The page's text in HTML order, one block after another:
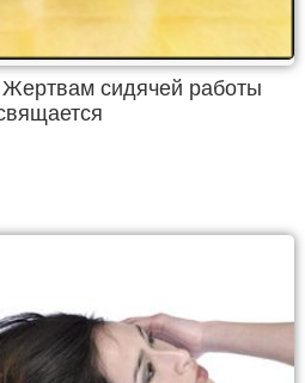
сидячей работы